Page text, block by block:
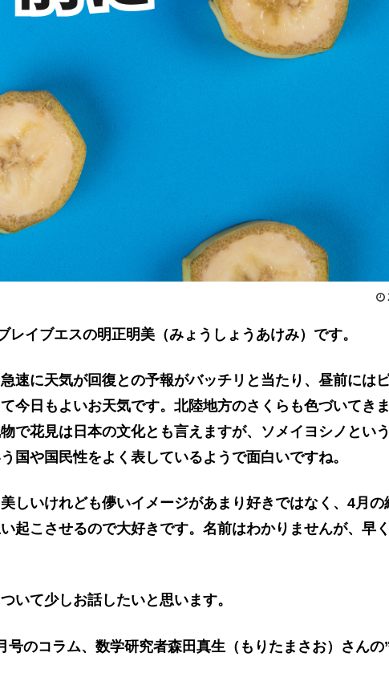
イブエスの明正明美（みょうしょうあけみ）です。
速に天気が回復との予報がバッチリと当たり、昼前には
今日もよいお天気です。北陸地方のさくらも色づいてきま
で花見は日本の文化とも言えますが、ソメイヨシノとい
国や国民性をよく表しているようで面白いですね。
しいけれども儚いイメージがあまり好きではなく、4月の
起こさせるので大好きです。名前はわかりませんが、早
いて少しお話したいと思います。
号のコラム、数学研究者森田真生（もりたまさお）さんの